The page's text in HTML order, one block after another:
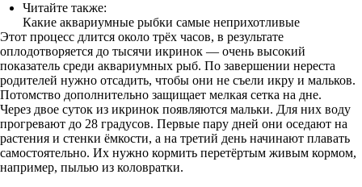
Читайте также:
Какие аквариумные рыбки самые неприхотливые
Этот процесс длится около трёх часов, в результате
оплодотворяется до тысячи икринок — очень высокий
показатель среди аквариумных рыб. По завершении нереста
родителей нужно отсадить, чтобы они не съели икру и мальков.
Потомство дополнительно защищает мелкая сетка на дне.
Через двое суток из икринок появляются мальки. Для них воду
прогревают до 28 градусов. Первые пару дней они оседают на
растения и стенки ёмкости, а на третий день начинают плавать
самостоятельно. Их нужно кормить перетёртым живым кормом,
например, пылью из коловратки.